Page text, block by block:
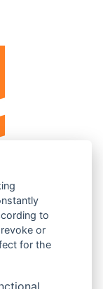
to
or
for the